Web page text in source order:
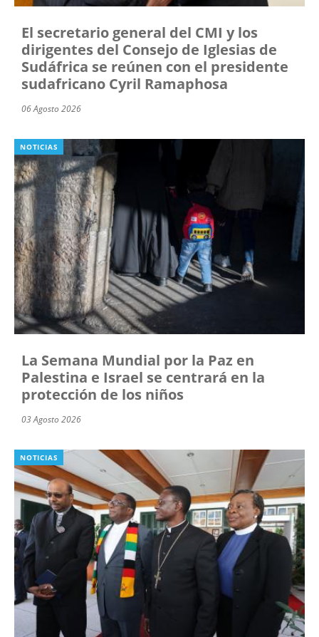
El secretario general del CMI y los
dirigentes del Consejo de Iglesias de
Sudáfrica se reúnen con el presidente
sudafricano Cyril Ramaphosa
06 Agosto 2026
NOTICIAS
La Semana Mundial por la Paz en
Palestina e Israel se centrará en la
protección de los niños
03 Agosto 2026
NOTICIAS